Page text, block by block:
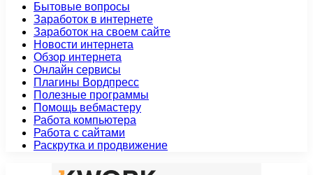
Бытовые вопросы
Заработок в интернете
Заработок на своем сайте
Новости интернета
Обзор интернета
Онлайн сервисы
Плагины Вордпресс
Полезные программы
Помощь вебмастеру
Работа компьютера
Работа с сайтами
Раскрутка и продвижение